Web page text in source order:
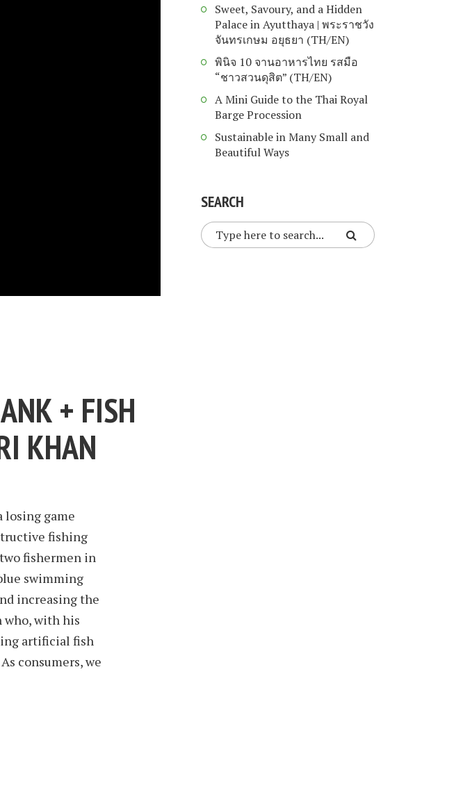
+ FISH
KHAN
game
fishing
fishermen in
swimming
increasing the
who, with his
artificial fish
consumers, we
Sweet, Savoury, and a Hidden
Palace in Ayutthaya | พระราชวัง
จันทรเกษม อยุธยา (TH/EN)
พินิจ 10 จานอาหารไทย รสมือ
“ชาวสวนดุสิต” (TH/EN)
A Mini Guide to the Thai Royal
Barge Procession
Sustainable in Many Small and
Beautiful Ways
SEARCH